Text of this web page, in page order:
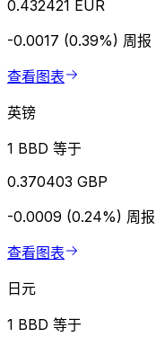
0.432421 EUR
-0.0017 (0.39%) 周报
查看图表
英镑
1 BBD 等于
0.370403 GBP
-0.0009 (0.24%) 周报
查看图表
日元
1 BBD 等于